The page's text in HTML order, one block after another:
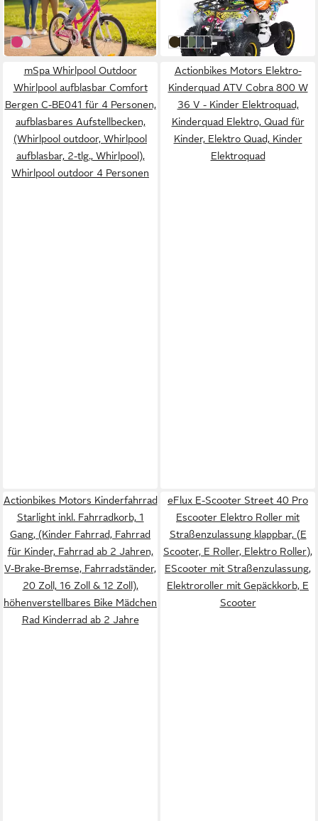
-66%
in 2-3 Werktagen bei dir
Pink/Weiß
Weiß/Pink
in 2-3 Werktagen bei dir
Gelb Graffiti
Schwarz/Weiß/Rot Polo
Grün Polo
Blau Polo
Schwarz
mSpa Whirlpool Outdoor
Whirlpool aufblasbar Comfort
Bergen C-BE041 für 4 Personen,
aufblasbares Aufstellbecken,
(Whirlpool outdoor, Whirlpool
aufblasbar, 2-tlg., Whirlpool),
Whirlpool outdoor 4 Personen
Actionbikes Motors Elektro-
Kinderquad ATV Cobra 800 W
36 V - Kinder Elektroquad,
Kinderquad Elektro, Quad für
Kinder, Elektro Quad, Kinder
Elektroquad
Actionbikes Motors Kinderfahrrad
Starlight inkl. Fahrradkorb, 1
Gang, (Kinder Fahrrad, Fahrrad
für Kinder, Fahrrad ab 2 Jahren,
V-Brake-Bremse, Fahrradständer,
20 Zoll, 16 Zoll & 12 Zoll),
höhenverstellbares Bike Mädchen
Rad Kinderrad ab 2 Jahre
eFlux E-Scooter Street 40 Pro
Escooter Elektro Roller mit
Straßenzulassung klappbar, (E
Scooter, E Roller, Elektro Roller),
EScooter mit Straßenzulassung,
Elektroroller mit Gepäckkorb, E
Scooter